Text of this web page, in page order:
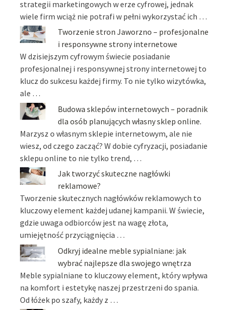
strategii marketingowych w erze cyfrowej, jednak
wiele firm wciąż nie potrafi w pełni wykorzystać ich …
Tworzenie stron Jaworzno – profesjonalne
i responsywne strony internetowe
W dzisiejszym cyfrowym świecie posiadanie
profesjonalnej i responsywnej strony internetowej to
klucz do sukcesu każdej firmy. To nie tylko wizytówka,
ale …
Budowa sklepów internetowych – poradnik
dla osób planujących własny sklep online.
Marzysz o własnym sklepie internetowym, ale nie
wiesz, od czego zacząć? W dobie cyfryzacji, posiadanie
sklepu online to nie tylko trend, …
Jak tworzyć skuteczne nagłówki
reklamowe?
Tworzenie skutecznych nagłówków reklamowych to
kluczowy element każdej udanej kampanii. W świecie,
gdzie uwaga odbiorców jest na wagę złota,
umiejętność przyciągnięcia …
Odkryj idealne meble sypialniane: jak
wybrać najlepsze dla swojego wnętrza
Meble sypialniane to kluczowy element, który wpływa
na komfort i estetykę naszej przestrzeni do spania.
Od łóżek po szafy, każdy z …